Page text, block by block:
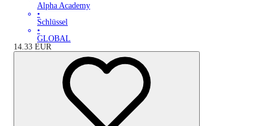
Alpha Academy
•
Schlüssel
•
GLOBAL
14.33 EUR